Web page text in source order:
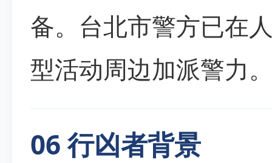
备。台北市警方已在
型活动周边加派警力
06 行凶者背景